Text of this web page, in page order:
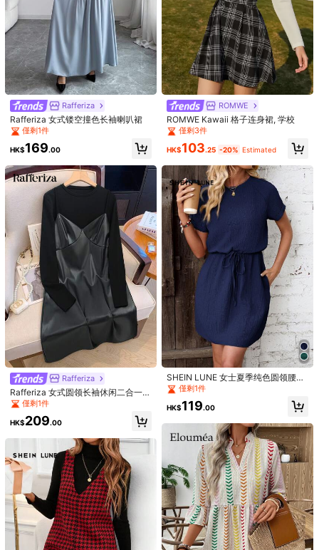
4.87 5.8K 追蹤者
4.87 5.8K 追蹤者
4.87 5.8K 追蹤者
5.8K 追蹤者
關注 所有商品
您可能還喜歡
推薦 內衣&睡衣 鞋子 服飾裝飾品 珠寶 & 手錶 運動 & 戶外
SHEIN LUNE 女士休闲优雅长袖连衣
裙 - 玫瑰花卉复古印花，高贵别致，
适合春、秋、冬三季派对及居家穿
着。
僅剩3件
HK$159
Andrea Bello
Andrea Bello 女款浪漫波點三合一設
計收腰A字洋裝，修身顯瘦優雅黑色夏
季派對禮服
HK$99.00
Rafferiza
Rafferiza 女式镂空撞色长袖喇叭裙
僅剩1件
HK$169.00
Rafferiza
Rafferiza 女式圆领长袖休闲二合一 A
字型 PU 皮革连衣裙
僅剩1件
HK$209.00
ROMWE
ROMWE Kawaii 格子连身裙, 学校
僅剩3件
HK$103.25 -20% Estimated
SHEIN LUNE 女士夏季纯色圆领腰带
短袖休闲迷你连衣裙，插肩袖设计，
休闲百搭
僅剩1件
HK$119.00